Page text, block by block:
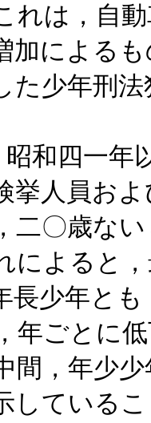
れは，自
加による
た少年刑
昭和四一年
挙人員お
二〇歳な
によると
長少年と
年ごとに
間，年少
している